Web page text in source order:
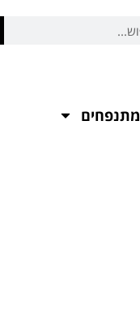
מתנפחים